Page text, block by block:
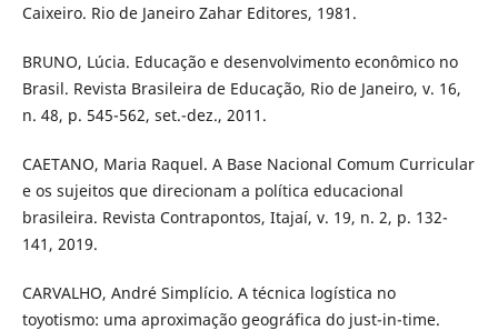
Caixeiro. Rio de Janeiro Zahar Editores, 1981.
BRUNO, Lúcia. Educação e desenvolvimento econômico no
Brasil. Revista Brasileira de Educação, Rio de Janeiro, v. 16,
n. 48, p. 545-562, set.-dez., 2011.
CAETANO, Maria Raquel. A Base Nacional Comum Curricular
e os sujeitos que direcionam a política educacional
brasileira. Revista Contrapontos, Itajaí, v. 19, n. 2, p. 132-
141, 2019.
CARVALHO, André Simplício. A técnica logística no
toyotismo: uma aproximação geográfica do just-in-time.